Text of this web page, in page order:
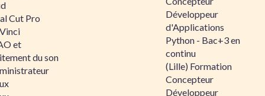
Cut Pro
et
du son
Développeur
d'Applications
Python - Bac+3 en
continu
(Lille) Formation
Concepteur
Développeur